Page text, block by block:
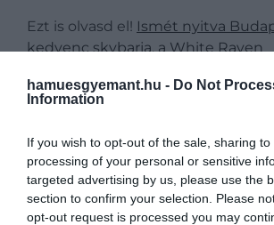
hamuesgyemant.hu - Do Not
Information
If you wish to opt-out of the sale, sharing
processing of your personal or sensitive
targeted advertising by us, please use the
section to confirm your selection. Please
opt-out request is processed you may
Ezt is olvasd el! Ismét nyitva
kedvenc skybarja, a White Raven
(alaprecept)
Hozzávalók: